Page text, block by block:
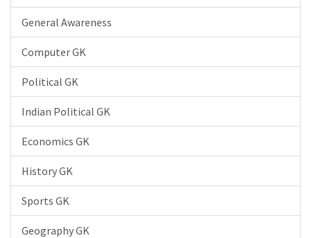
General Awareness
Computer GK
Political GK
Indian Political GK
Economics GK
History GK
Sports GK
Geography GK